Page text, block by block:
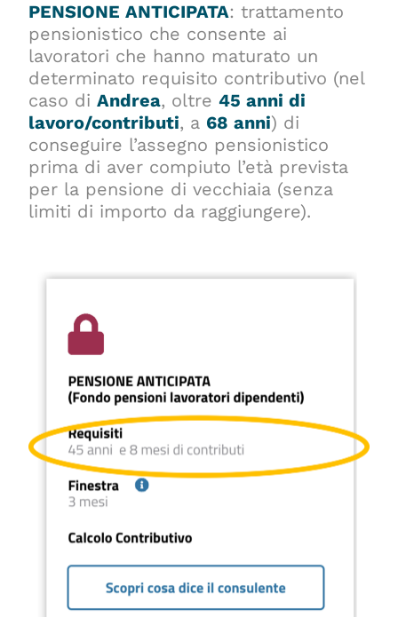
PENSIONE ANTICIPATA: trattamento
pensionistico che consente ai
lavoratori che hanno maturato un
determinato requisito contributivo (nel
caso diAndrea, oltre45 anni di
lavoro/contributi, a 68 anni) di
conseguire l’assegno pensionistico
prima di aver compiuto l’età prevista
per la pensione di vecchiaia (senza
limiti di importo da raggiungere).